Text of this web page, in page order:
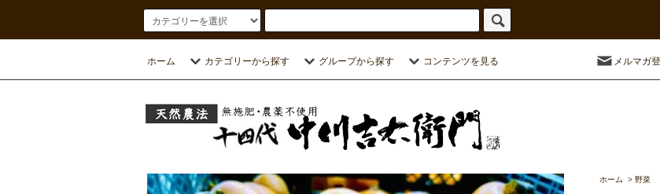
ホーム カテゴリーから探す グループから探す コンテンツを見る メルマガ
ホーム > 野菜